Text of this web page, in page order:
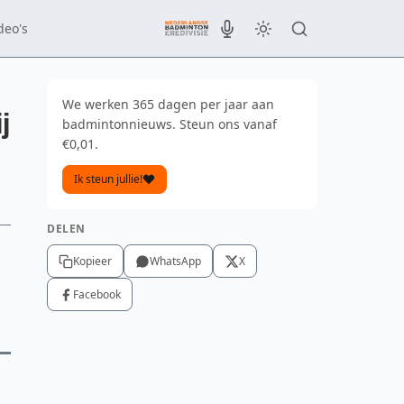
We werken 365 dagen per jaar aan
badmintonnieuws. Steun ons vanaf
€0,01.
Ik steun jullie!
DELEN
Kopieer WhatsApp X
Facebook